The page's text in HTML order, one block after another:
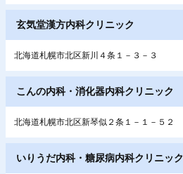
玄気堂漢方内科クリニック
北海道札幌市北区新川４条１－３－３
こんの内科・消化器内科クリニック
北海道札幌市北区新琴似２条１－１－５２
いりうだ内科・糖尿病内科クリニック